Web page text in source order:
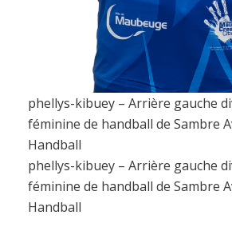
phellys-kibuey – Arrière gauche
féminine de handball de Sambre
Handball
phellys-kibuey – Arrière gauche
féminine de handball de Sambre
Handball